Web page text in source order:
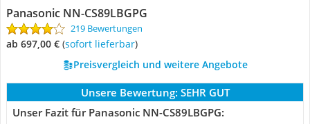
Panasonic NN-CS89LBGPG
219 Bewertungen
ab 697,00 € ( Sofort lieferbar)
Preisvergleich und weitere Angebote
Unsere Bewertung: SEHR GUT
Unser Fazit für Panasonic NN-CS89LBGPG: